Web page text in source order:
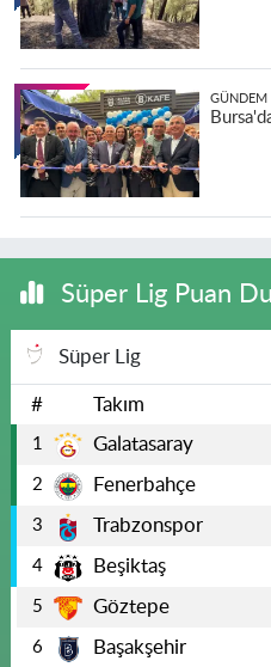
GÜNDEM
Süper Lig Puan
Süper Lig
# Takım
1 Galatasaray
2 Fenerbahçe
3 Trabzonspor
4 Beşiktaş
5 Göztepe
6 Başakşehir